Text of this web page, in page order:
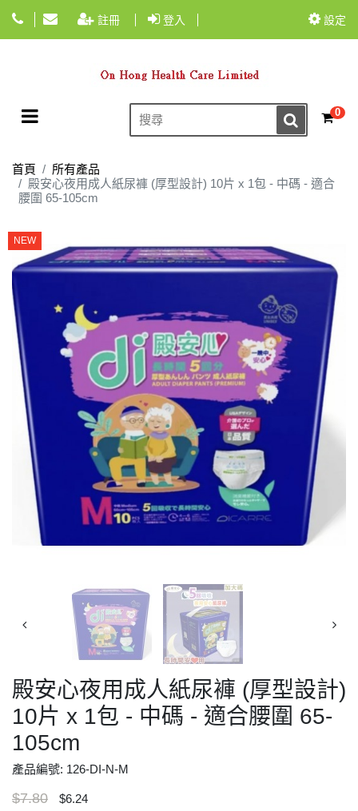
設定
註冊 登入
Toggle navigation 0
首頁
所有產品
殿安心夜用成人紙尿褲 (厚型設計) 10片 x 1包 - 中碼 - 適合
腰圍 65-105cm
NEW
殿安心夜用成人紙尿褲 (厚型設計)
10片 x 1包 - 中碼 - 適合腰圍 65-
105cm
產品編號: 126-DI-N-M
$7.80 $6.24